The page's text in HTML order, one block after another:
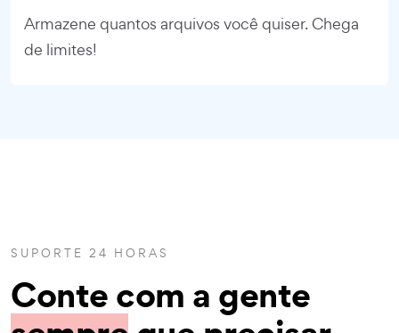
Armazene quantos arquivos você quiser. Chega
de limites!
SUPORTE 24 HORAS
Conte com a gente